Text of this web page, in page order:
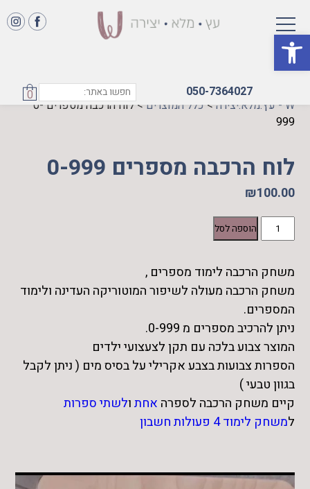
פתח סרגל נגישות
050-7364027
0
W - עץ.מלא.יצירה >כלל המוצרים>
לוח הרכבה מספרים 0-
999
לוח הרכבה מספרים 0-999
₪100.00
כמות
של
הרכבה
מספרים
0-
999
הוספה לסל
משחק הרכבה לימוד מספרים ,
משחק הרכבה מעולה לשיפור המוטוריקה העדינה ולימוד
המספרים.
ניתן להרכיב מספרים מ 0-999.
המוצר צבוע בלכה עם תקן לצעצועי ילדים
הספרות צבועות בצבע אקרילי על בסיס מים ( ניתן לקבל
בגוון טבעי )
קיים משחק הרכבה לספרה אחתולשתי ספרות
למשחק לימוד 4 פעולות חשבון